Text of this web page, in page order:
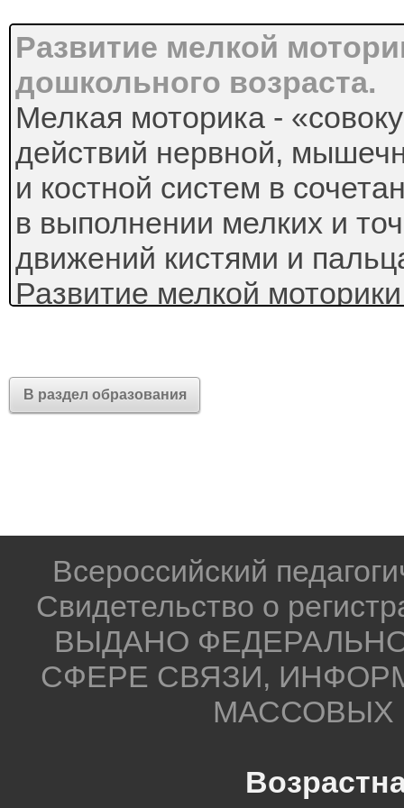
Развитие мелкой
дошкольного возраста.
Мелкая моторика -
действий нервной,
и костной систем в
в выполнении мелких и
движений кистями и
Развитие мелкой
деятельность
Развитие мелкой
с развитием речи.
В головном мозге
расположены очень
к другу. При выполнении
рук происходит давление
устремляются сигналы,
В раздел образования
Всероссийский
Свидетельство о
ВЫДАНО
СФЕРЕ СВЯЗИ,
МАССОВЫХ